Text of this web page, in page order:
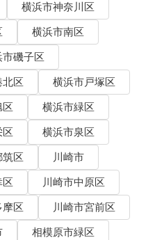
横浜市神奈川区
横浜市南区
市磯子区
区
横浜市戸塚区
横浜市緑区
横浜市泉区
区
川崎市
川崎市中原区
摩区
川崎市宮前区
相模原市緑区